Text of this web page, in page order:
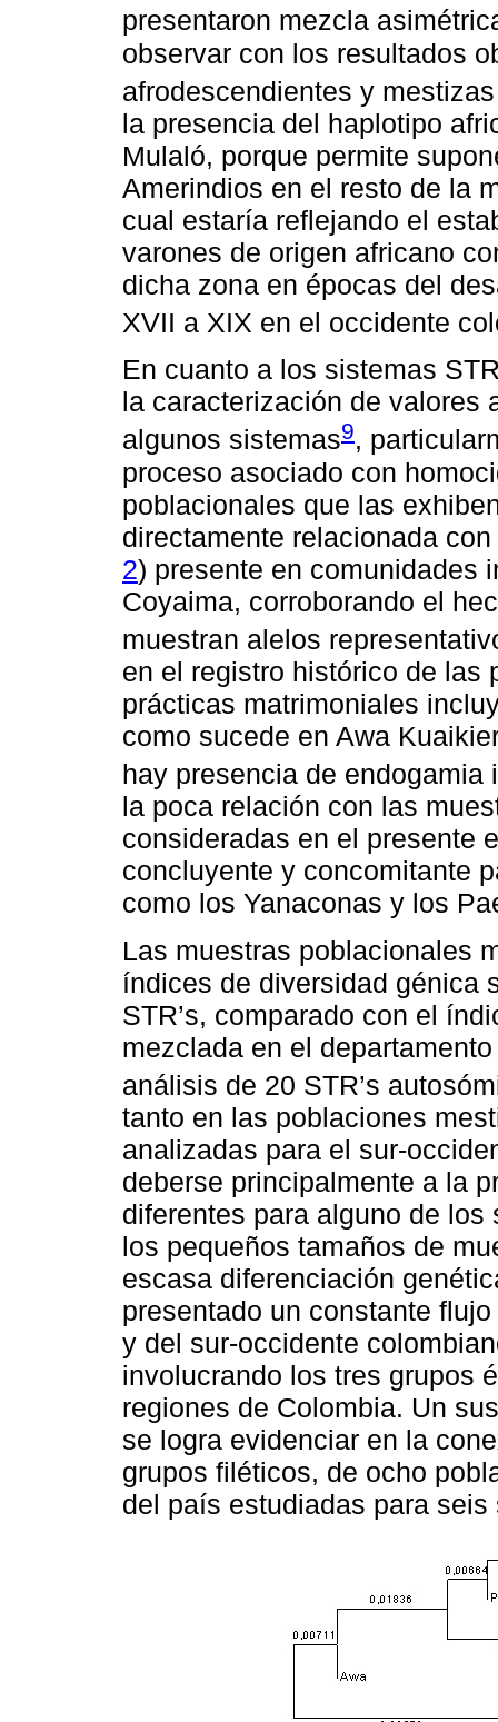
presentaron mezcla
observar con los resultados
afrodescendientes y
la presencia del haplotipo
Mulaló, porque permite
Amerindios en el resto de la
cual estaría reflejando el
varones de origen africano
dicha zona en épocas del
XVII a XIX en el occidente
En cuanto a los sistemas
la caracterización de valores
algunos sistemas9,
proceso asociado con
poblacionales que las
directamente relacionada
2) presente en comunidades
Coyaima, corroborando el
muestran alelos
en el registro histórico de las
prácticas matrimoniales
como sucede en Awa
hay presencia de endogamia
la poca relación con las
consideradas en el presente
concluyente y concomitante
como los Yanaconas y los
Las muestras poblacionales
índices de diversidad génica
STR’s, comparado con el
mezclada en el
análisis de 20 STR’s
tanto en las poblaciones
analizadas para el sur-
deberse principalmente a la
diferentes para alguno de
los pequeños tamaños de
escasa diferenciación
presentado un constante
y del sur-occidente
involucrando los tres grupos
regiones de Colombia. Un
se logra evidenciar en la
grupos filéticos, de ocho
del país estudiadas para